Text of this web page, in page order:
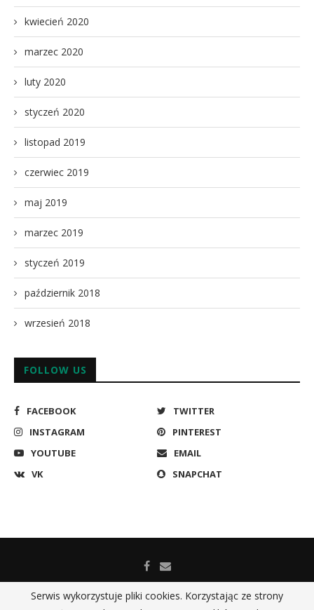
kwiecień 2020
marzec 2020
luty 2020
styczeń 2020
listopad 2019
czerwiec 2019
maj 2019
marzec 2019
styczeń 2019
październik 2018
wrzesień 2018
FOLLOW US
FACEBOOK
TWITTER
INSTAGRAM
PINTEREST
YOUTUBE
EMAIL
VK
SNAPCHAT
Serwis wykorzystuje pliki cookies. Korzystając ze strony